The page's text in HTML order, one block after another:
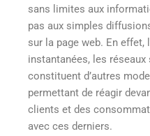
sans limites aux
pas aux simples
sur la page web. En
instantanées, les
constituent d’autres
permettant de réagir
clients et des
avec ces derniers.